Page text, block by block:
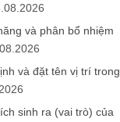
và phân bổ nhiệm
và đặt tên vị trí trong
sinh ra (vai trò) của